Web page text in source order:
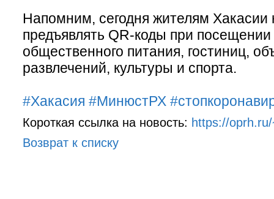
Напомним, сегодня жителям Хакасии
предъявлять QR-коды при
общественного питания, гостиниц,
развлечений, культуры и спорта.
#Хакасия #МинюстРХ
Короткая ссылка на новость: https://
Возврат к списку